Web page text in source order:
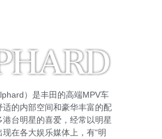
）是丰田的高端MPV车
适的内部空间和豪华丰富的配
港台明星的喜爱，经常以明星
在各大娱乐媒体上，有“明